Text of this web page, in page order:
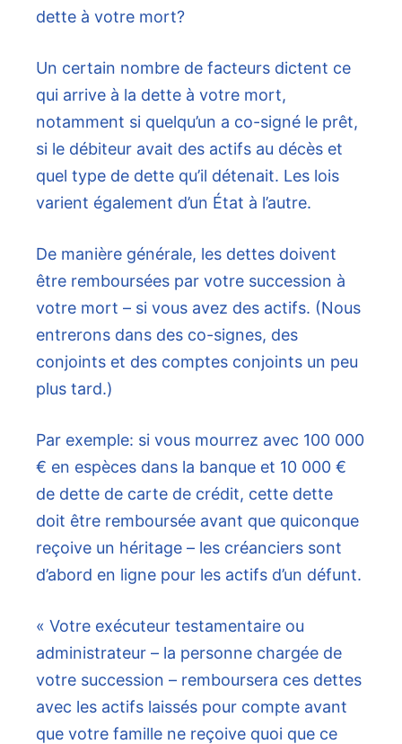
dette à votre mort?
Un certain nombre de facteurs dictent ce
qui arrive à la dette à votre mort,
notamment si quelqu’un a co-signé le prêt,
si le débiteur avait des actifs au décès et
quel type de dette qu’il détenait. Les lois
varient également d’un État à l’autre.
De manière générale, les dettes doivent
être remboursées par votre succession à
votre mort – si vous avez des actifs. (Nous
entrerons dans des co-signes, des
conjoints et des comptes conjoints un peu
plus tard.)
Par exemple: si vous mourrez avec 100 000
€ en espèces dans la banque et 10 000 €
de dette de carte de crédit, cette dette
doit être remboursée avant que quiconque
reçoive un héritage – les créanciers sont
d’abord en ligne pour les actifs d’un défunt.
« Votre exécuteur testamentaire ou
administrateur – la personne chargée de
votre succession – remboursera ces dettes
avec les actifs laissés pour compte avant
que votre famille ne reçoive quoi que ce